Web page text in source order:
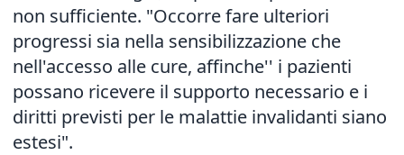
non sufficiente. "Occorre fare ulteriori
progressi sia nella sensibilizzazione che
nell'accesso alle cure, affinche'' i pazienti
possano ricevere il supporto necessario e i
diritti previsti per le malattie invalidanti siano
estesi".